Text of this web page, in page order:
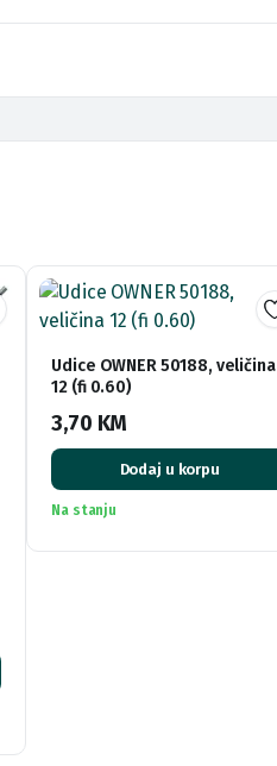
Udice OWNER 50188, veličina
12 (fi 0.60)
3,70 KM
Dodaj u korpu
Na stanju